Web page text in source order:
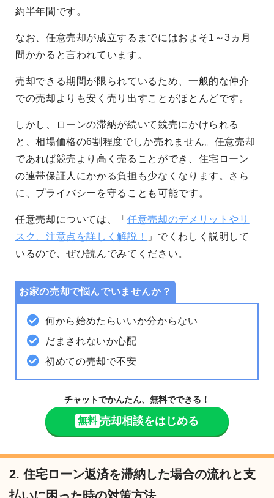
約半年間です。
なお、任意売却が成立するまでにはおよそ1～3ヵ月
間かかると言われています。
売却できる期間が限られているため、一般的な仲介
での売却よりも安く売り出すことがほとんどです。
しかし、ローンの滞納が続いて競売にかけられる
と、相場価格の6割程度でしか売れません。任意売却
であれば競売より高く売ることができ、住宅ローン
の連帯保証人にかかる負担も少なくなります。さら
に、プライバシーを守ることも可能です。
任意売却については、「任意売却のデメリットやリ
スク、注意点を詳しく解説！
」でくわしく説明して
いるので、ぜひ読んでみてください。
お家の売却で悩んでいませんか？
何から始めたらいいか分からない
だまされないか心配
初めての売却で不安
チャットでかんたん、無料でできる！
無料 売却相談をはじめる
2. 住宅ローン返済を滞納した場合の流れと支